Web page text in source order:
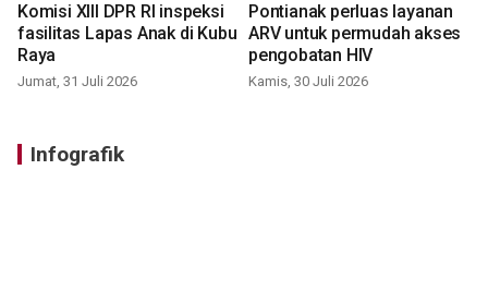
Komisi XIII DPR RI inspeksi
fasilitas Lapas Anak di Kubu
Raya
Jumat, 31 Juli 2026
Pontianak perluas layanan
ARV untuk permudah akses
pengobatan HIV
Kamis, 30 Juli 2026
Infografik